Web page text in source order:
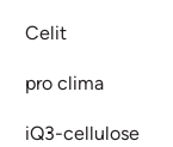
Celit
pro clima
iQ3-cellulose